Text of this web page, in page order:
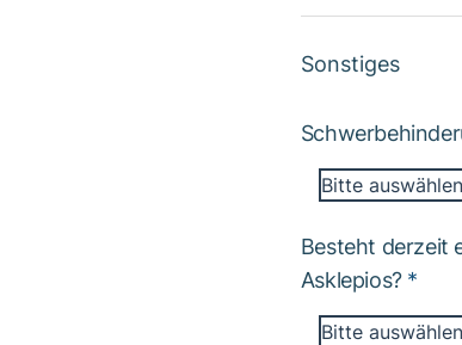
Sonstiges
Bitte
Besteht derzeit
Asklepios? *
Bitte